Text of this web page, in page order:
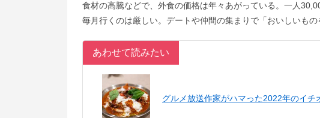
食材の高騰などで、外食の価格は年々あがっている。一人
毎月行くのは厳しい。デートや仲間の集まりで「おいしいも
あわせて読みたい
グルメ放送作家がハマった2022年のイ